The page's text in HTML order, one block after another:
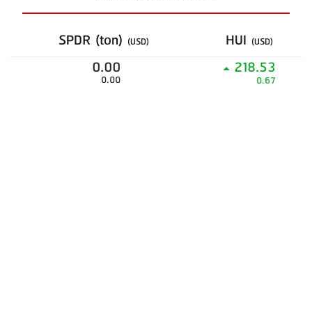
SPDR (ton) (USD) HUI (USD)
0.00
0.00
218.53
0.67